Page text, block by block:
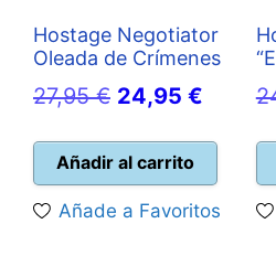
Hostage Negotiator
Oleada de Crímenes
27,95€ El
original
era:
27,95 €.
24,95 €
es:
24,95 €.
Añadir al carrito
Añade a Favoritos